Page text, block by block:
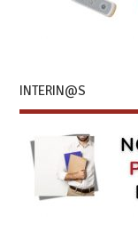
INTERIN@S